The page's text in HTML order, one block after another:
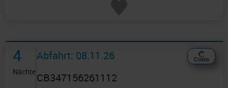
4
Nächte
Abfahrt: 08.11.26
CB347156261112